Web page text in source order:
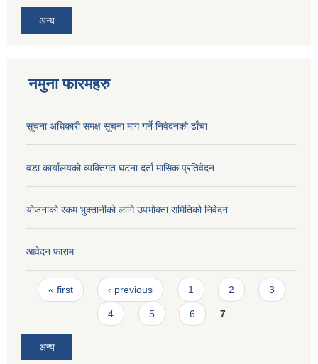
अन्य
नमुना फारमहरु
सूचना अधिकारी समक्ष सूचना माग गर्ने निवेदनको ढाँचा
वडा कार्यालयको व्यक्तिगत घटना दर्ता मासिक प्रतिवेदन
योजनाको रकम भुक्तानीको लागि उपभोक्ता समितिको निवेदन
आवेदन फाराम
Pages
« first ‹ previous 1 2 3
4 5 6 7
अन्य